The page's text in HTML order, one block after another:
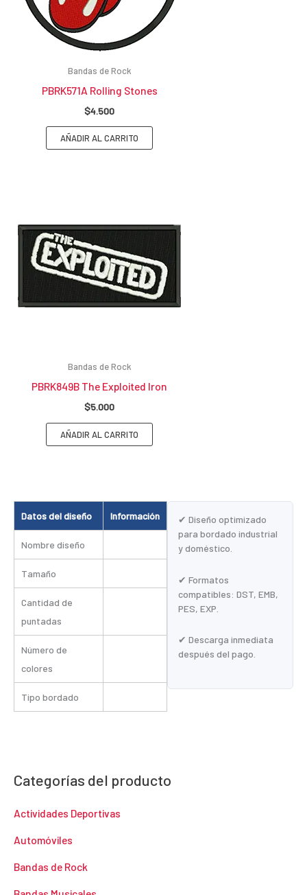
Datos del diseño Información
Nombre diseño
Tamaño
Cantidad de
puntadas
Número de
colores
Tipo bordado
✔ Diseño optimizado
para bordado industrial
y doméstico.
✔ Formatos
compatibles: DST, EMB,
PES, EXP.
✔ Descarga inmediata
después del pago.
Bandas de Rock
PBRK571A Rolling Stones
$4.500
AÑADIR AL CARRITO
Bandas de Rock
PBRK849B The Exploited Iron
$5.000
AÑADIR AL CARRITO
Categorías del producto
Actividades Deportivas
Automóviles
Bandas de Rock